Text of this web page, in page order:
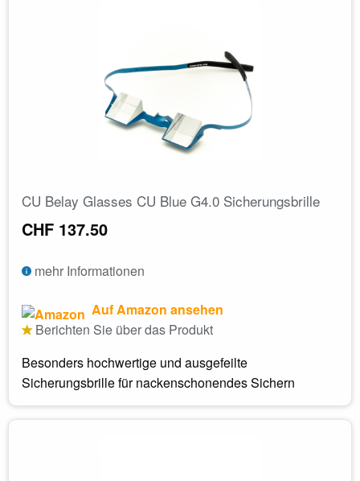
CU Belay Glasses CU Blue G4.0 Sicherungsbrille
CHF 137.50
mehr Informationen
Auf Amazon ansehen
Berichten Sie über das Produkt
Besonders hochwertige und ausgefeilte
Sicherungsbrille für nackenschonendes Sichern